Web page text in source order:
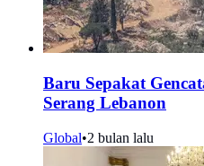
Baru Sepakat
Serang Lebanon
Global•2 bulan lalu